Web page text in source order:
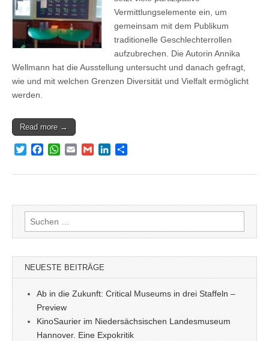
Vermittlungselemente ein, um
gemeinsam mit dem Publikum
traditionelle Geschlechterrollen
aufzubrechen. Die Autorin Annika
Wellmann hat die Ausstellung untersucht und danach gefragt,
wie und mit welchen Grenzen Diversität und Vielfalt ermöglicht
werden.
Read more →
i
e
c
o
o
k
W
a
A
p
a
G
a
n
d
n
i
n
Suchen
nach:
NEUESTE BEITRÄGE
Ab in die Zukunft: Critical Museums in drei Staffeln –
Preview
KinoSaurier im Niedersächsischen Landesmuseum
Hannover. Eine Expokritik